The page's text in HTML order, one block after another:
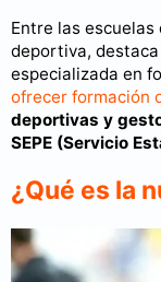
Entre las
deportiva, destaca
especializada en
ofrecer formación
deportivas y
SEPE (Servicio
¿Qué es la